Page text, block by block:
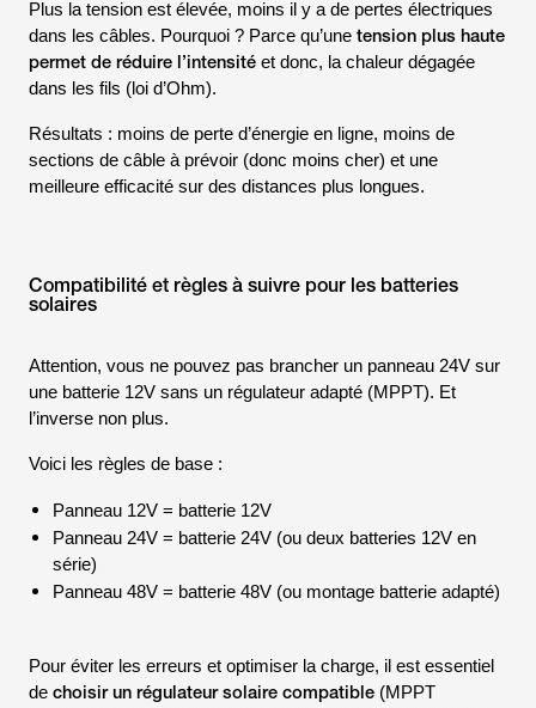
Plus la tension est élevée, moins il y a de pertes électriques
dans les câbles. Pourquoi ? Parce qu’une tension plus haute
permet de réduire l’intensité et donc, la chaleur dégagée
dans les fils (loi d’Ohm).
Résultats : moins de perte d’énergie en ligne, moins de
sections de câble à prévoir (donc moins cher) et une
meilleure efficacité sur des distances plus longues.
Compatibilité et règles à suivre pour les batteries
solaires
Attention, vous ne pouvez pas brancher un panneau 24V sur
une batterie 12V sans un régulateur adapté (MPPT). Et
l’inverse non plus.
Voici les règles de base :
Panneau 12V = batterie 12V
Panneau 24V = batterie 24V (ou deux batteries 12V en
série)
Panneau 48V = batterie 48V (ou montage batterie adapté)
Pour éviter les erreurs et optimiser la charge, il est essentiel
de choisir un régulateur solaire compatible (MPPT